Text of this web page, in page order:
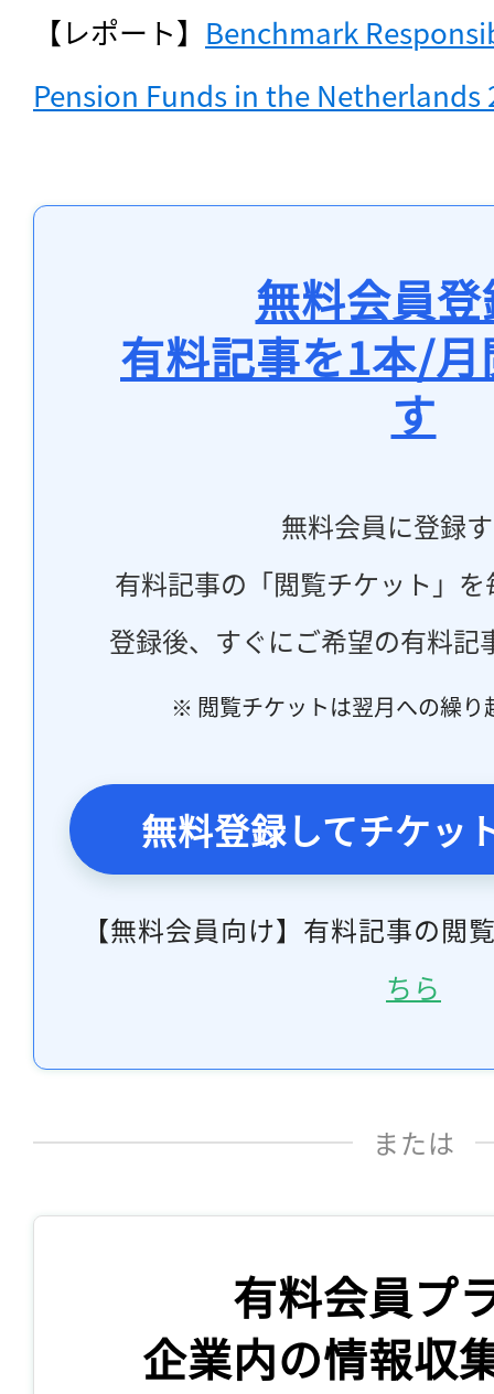
【レポート】 Benchmark
Pension Funds in the Netherlands
無料会員
有料記事を1本/
す
無料会員に登録
有料記事の「閲覧チケット」
登録後、すぐにご希望の有料記
※ 閲覧チケットは翌月への繰り
無料登録してチケッ
【無料会員向け】有料記事の閲
ちら
または
有料会員プ
企業内の情報収